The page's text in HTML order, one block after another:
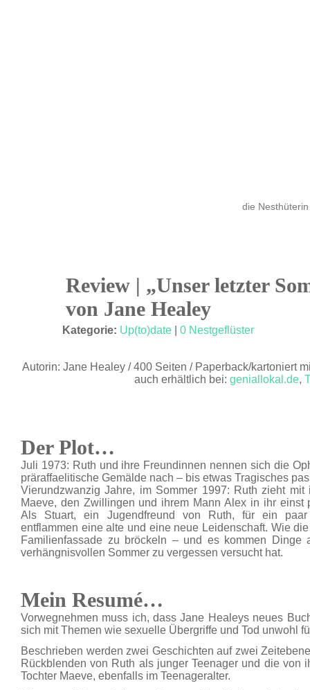
die Nesthüterin
Review | „Unser letzter
von Jane Healey
Kategorie: Up(to)date 0 Nestgeflüster
Autorin: Jane Healey / 400 Seiten / Paperback/kartoniert
auch erhältlich bei: geniallokal.de,
Der Plot…
Juli 1973: Ruth und ihre Freundinnen nennen sich die
präraffaelitische Gemälde nach – bis etwas Tragisches
Vierundzwanzig Jahre, im Sommer 1997: Ruth zieht mit
Maeve, den Zwillingen und ihrem Mann Alex in ihr einst
Als Stuart, ein Jugendfreund von Ruth, für ein
entflammen eine alte und eine neue Leidenschaft. Wie
Familienfassade zu bröckeln – und es kommen
verhängnisvollen Sommer zu vergessen versucht hat.
Mein Resumé…
Vorwegnehmen muss ich, dass Jane Healeys neues
sich mit Themen wie sexuelle Übergriffe und Tod unwohl
Beschrieben werden zwei Geschichten auf zwei
Rückblenden von Ruth als junger Teenager und die von
Tochter Maeve, ebenfalls im Teenageralter.